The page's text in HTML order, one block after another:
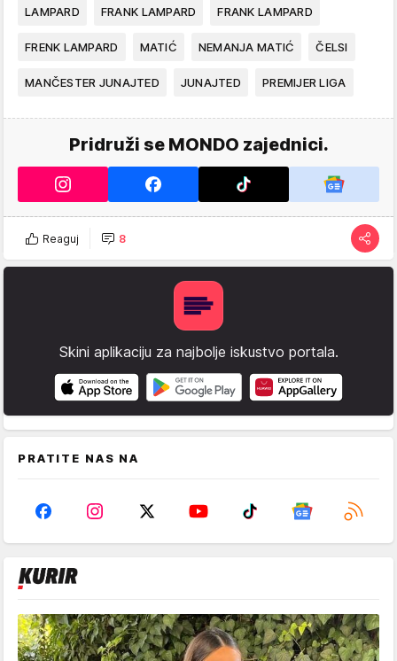
LAMPARD FRANK LAMPARD FRANK LAMPARD
FRENK LAMPARD MATIĆ NEMANJA MATIĆ ČELSI
MANČESTER JUNAJTED JUNAJTED PREMIJER LIGA
Pridruži se MONDO zajednici.
Reaguj 8
Skini aplikaciju za najbolje iskustvo portala.
PRATITE NAS NA